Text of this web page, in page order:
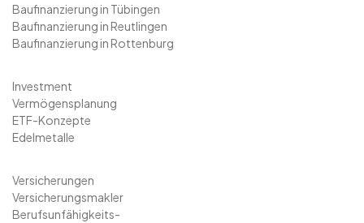
Baufinanzierung in Tübingen
Baufinanzierung in Reutlingen
Baufinanzierung in Rottenburg
Investment
Vermögensplanung
ETF-Konzepte
Edelmetalle
Versicherungen
Versicherungsmakler
Berufsunfähigkeits-